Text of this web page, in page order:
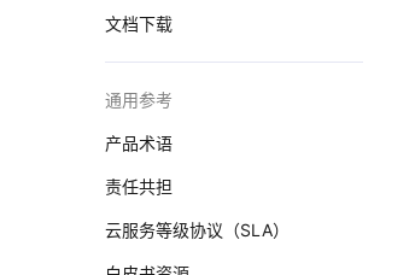
文档下载
通用参考
产品术语
责任共担
云服务等级协议（SLA）